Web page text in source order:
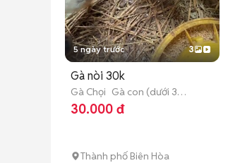
5 ngày trước 3
Gà nòi 30k
Gà Chọi Gà con (dưới 3
tháng tuổi)
30.000 đ
Thành phố Biên Hòa